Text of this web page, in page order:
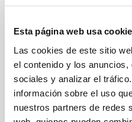
Esta página web usa
Las cookies de este sitio
el contenido y los
sociales y analizar el
información sobre el uso
nuestros partners de redes
precaria o que
migrantes, las personas
aquellos que realizan un
proceso de sanación por
ahí, poniendo el cuerpo
a ellos, para hacer las
dolorosas. Los felicito y